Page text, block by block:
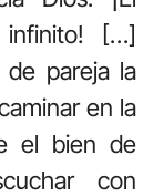
infinito! […]
de pareja la
en la
el bien de
con